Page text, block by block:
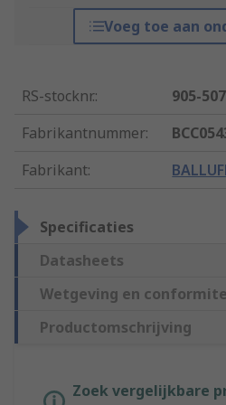
Voeg toe aan
RS-stocknr.:
905-
Fabrikantnummer:
Fabrikant:
Specificaties
Datasheets
Wetgeving en
Productomschrijving
Zoek vergelijkbare